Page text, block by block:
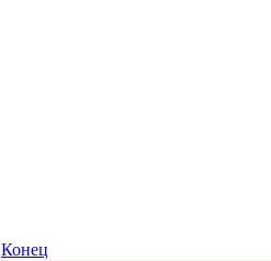
Конец